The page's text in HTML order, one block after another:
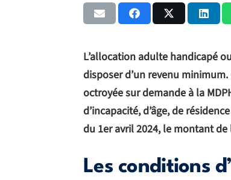
L’allocation adulte handicapé
disposer d’un revenu
octroyée sur demande à la
d’incapacité, d’âge, de
du 1er avril 2024, le montant de
Les conditions